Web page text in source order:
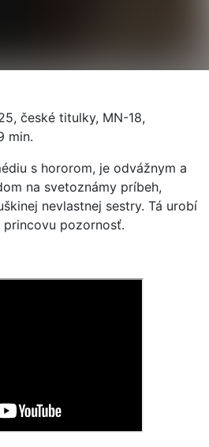
české titulky, MN-18,
min.
s hororom, je odvážnym a
na svetoznámy príbeh,
nevlastnej sestry. Tá urobí
pozornosť.